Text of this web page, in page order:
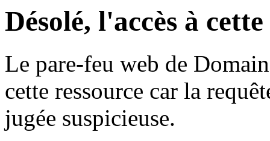
Désolé, l'accès à
Le pare-feu web de
cette ressource car la
jugée suspicieuse.